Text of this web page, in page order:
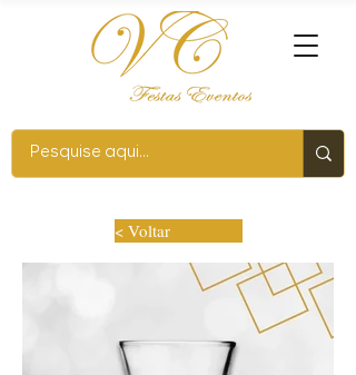
< Voltar